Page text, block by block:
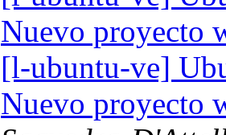
Nuevo proyecto
[l-ubuntu-ve]
Nuevo proyecto